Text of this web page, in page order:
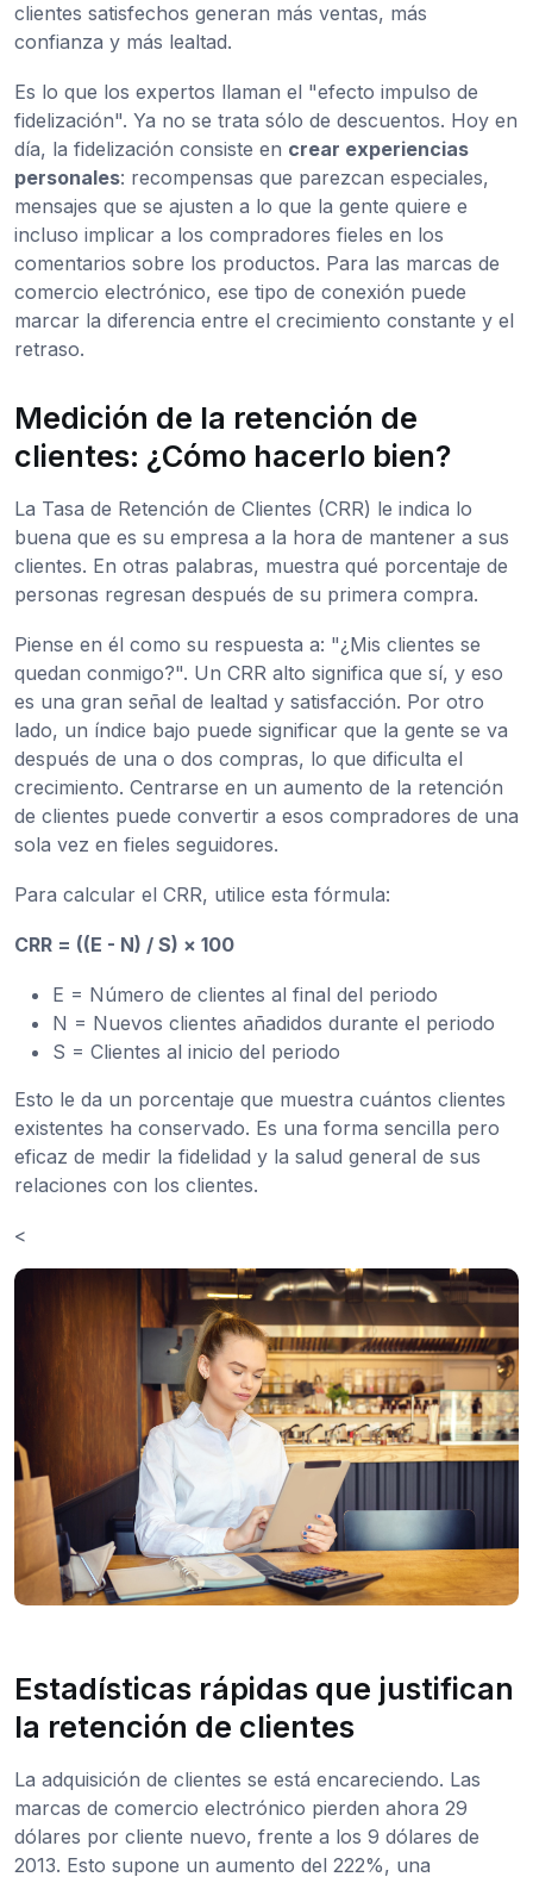
clientes satisfechos generan más ventas, más
confianza y más lealtad.
Es lo que los expertos llaman el "efecto impulso de
fidelización". Ya no se trata sólo de descuentos. Hoy en
día, la fidelización consiste en crear experiencias
personales: recompensas que parezcan especiales,
mensajes que se ajusten a lo que la gente quiere e
incluso implicar a los compradores fieles en los
comentarios sobre los productos. Para las marcas de
comercio electrónico, ese tipo de conexión puede
marcar la diferencia entre el crecimiento constante y el
retraso.
Medición de la retención de
clientes: ¿Cómo hacerlo bien?
La Tasa de Retención de Clientes (CRR) le indica lo
buena que es su empresa a la hora de mantener a sus
clientes. En otras palabras, muestra qué porcentaje de
personas regresan después de su primera compra.
Piense en él como su respuesta a: "¿Mis clientes se
quedan conmigo?". Un CRR alto significa que sí, y eso
es una gran señal de lealtad y satisfacción. Por otro
lado, un índice bajo puede significar que la gente se va
después de una o dos compras, lo que dificulta el
crecimiento. Centrarse en un aumento de la retención
de clientes puede convertir a esos compradores de una
sola vez en fieles seguidores.
Para calcular el CRR, utilice esta fórmula:
CRR = ((E - N) / S) × 100
E = Número de clientes al final del periodo
N = Nuevos clientes añadidos durante el periodo
S = Clientes al inicio del periodo
Esto le da un porcentaje que muestra cuántos clientes
existentes ha conservado. Es una forma sencilla pero
eficaz de medir la fidelidad y la salud general de sus
relaciones con los clientes.
<
Estadísticas rápidas que justifican
la retención de clientes
La adquisición de clientes se está encareciendo. Las
marcas de comercio electrónico pierden ahora 29
dólares por cliente nuevo, frente a los 9 dólares de
2013. Esto supone un aumento del 222%, una